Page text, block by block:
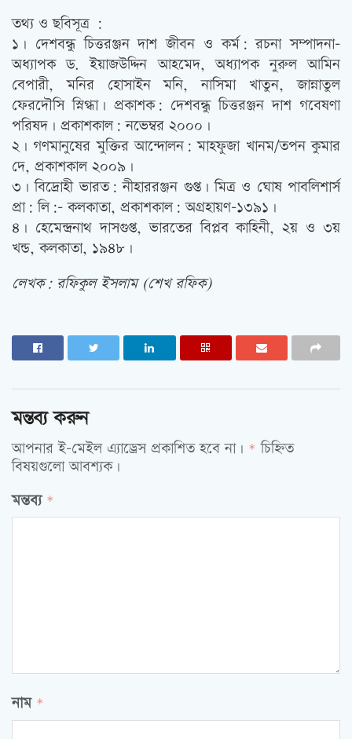
তথ্য ও ছবিসূত্র :
১। দেশবন্ধু চিত্তরঞ্জন দাশ জীবন ও কর্ম: রচনা সম্পাদনা-
অধ্যাপক ড. ইয়াজউদ্দিন আহমেদ, অধ্যাপক নুরুল আমিন
বেপারী, মনির হোসাইন মনি, নাসিমা খাতুন, জান্নাতুল
ফেরদৌসি স্নিগ্ধা। প্রকাশক: দেশবন্ধু চিত্তরঞ্জন দাশ গবেষণা
পরিষদ। প্রকাশকাল: নভেম্বর ২০০০।
২। গণমানুষের মুক্তির আন্দোলন: মাহফুজা খানম/তপন কুমার
দে, প্রকাশকাল ২০০৯।
৩। বিদ্রোহী ভারত: নীহাররঞ্জন গুপ্ত। মিত্র ও ঘোষ পাবলিশার্স
প্রা: লি:- কলকাতা, প্রকাশকাল: অগ্রহায়ণ-১৩৯১।
৪। হেমেন্দ্রনাথ দাসগুপ্ত, ভারতের বিপ্লব কাহিনী, ২য় ও ৩য়
খন্ড, কলকাতা, ১৯৪৮।
লেখক: রফিকুল ইসলাম (শেখ রফিক)
মন্তব্য করুন
আপনার ই-মেইল এ্যাড্রেস প্রকাশিত হবে না। * চিহ্নিত
বিষয়গুলো আবশ্যক।
মন্তব্য *
নাম *